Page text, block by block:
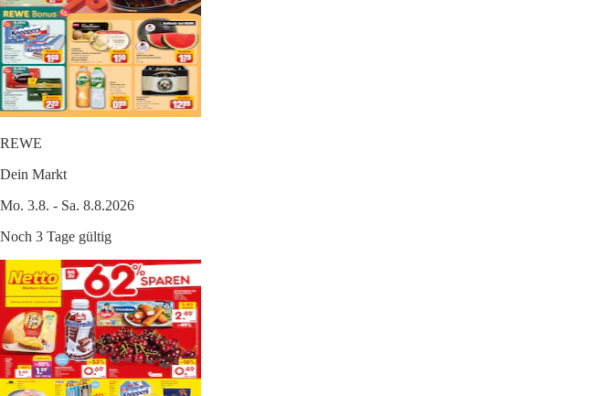
REWE
Dein Markt
Mo. 3.8. - Sa. 8.8.2026
Noch 3 Tage gültig